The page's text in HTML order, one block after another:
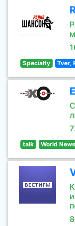
Specialty Tver,
talk World News